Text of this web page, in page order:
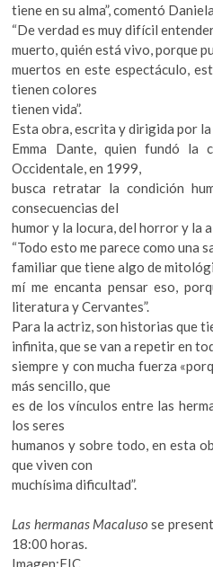
tiene en su alma”, comentó
“De verdad es muy difícil
muerto, quién está vivo, porque
muertos en este espectáculo,
tienen colores
tienen vida”.
Esta obra, escrita y dirigida por
Emma Dante, quien fundó la
Occidentale, en 1999,
busca retratar la condición
consecuencias del
humor y la locura, del horror y la
“Todo esto me parece como una
familiar que tiene algo de
mí me encanta pensar eso,
literatura y Cervantes”.
Para la actriz, son historias que
infinita, que se van a repetir en
siempre y con mucha fuerza
más sencillo, que
es de los vínculos entre las
los seres
humanos y sobre todo, en esta
que viven con
muchísima dificultad”.
Las hermanas Macalusose
18:00 horas.